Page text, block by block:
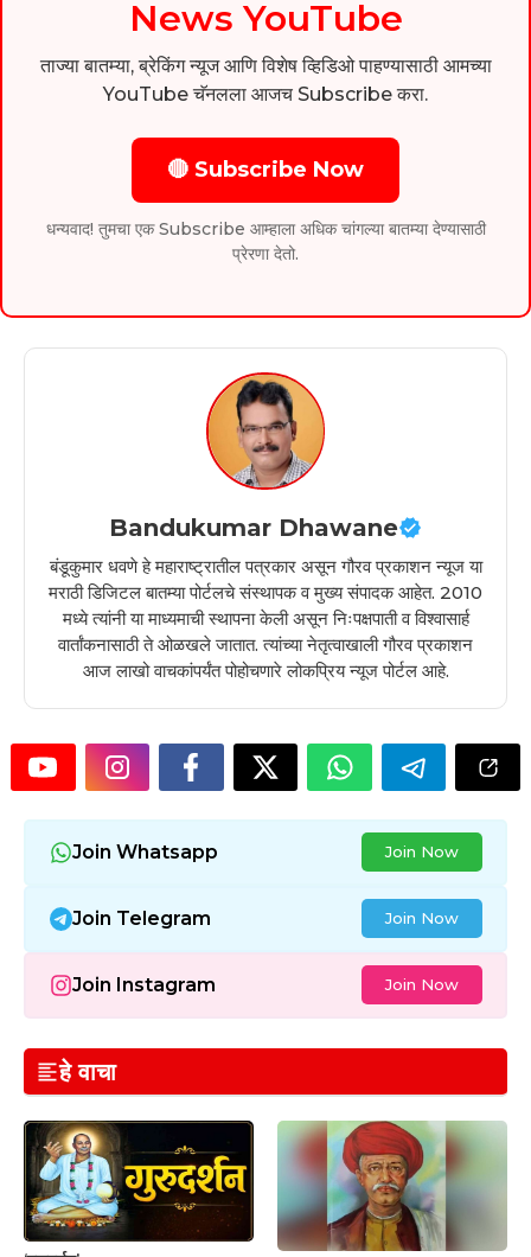
News YouTube
ताज्या बातम्या, ब्रेकिंग न्यूज आणि विशेष व्हिडिओ पाहण्यासाठी आमच्या
YouTube चॅनलला आजच Subscribe करा.
🔴 Subscribe Now
धन्यवाद! तुमचा एक Subscribe आम्हाला अधिक चांगल्या बातम्या देण्यासाठी
प्रेरणा देतो.
Bandukumar Dhawane
बंडूकुमार धवणे हे महाराष्ट्रातील पत्रकार असून गौरव प्रकाशन न्यूज या
मराठी डिजिटल बातम्या पोर्टलचे संस्थापक व मुख्य संपादक आहेत. 2010
मध्ये त्यांनी या माध्यमाची स्थापना केली असून निःपक्षपाती व विश्वासार्ह
वार्तांकनासाठी ते ओळखले जातात. त्यांच्या नेतृत्वाखाली गौरव प्रकाशन
आज लाखो वाचकांपर्यंत पोहोचणारे लोकप्रिय न्यूज पोर्टल आहे.
Join Whatsapp Join Now
Join Telegram Join Now
Join Instagram Join Now
हे वाचा